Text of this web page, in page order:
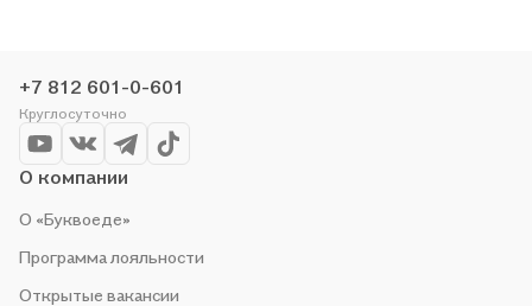
+7 812 601-0-601
Круглосуточно
О компании
О «Буквоеде»
Программа лояльности
Открытые вакансии